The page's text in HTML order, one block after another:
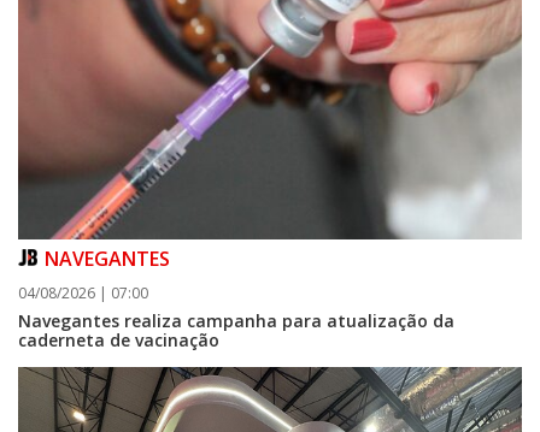
NAVEGANTES
04/08/2026 | 07:00
Navegantes realiza campanha para atualização da
caderneta de vacinação